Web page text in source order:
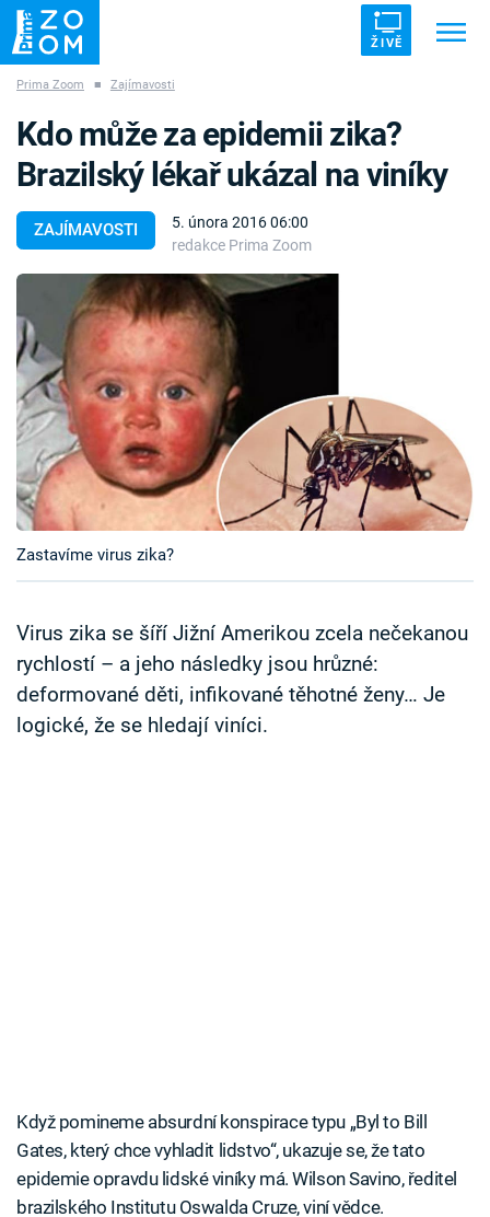
ŽIVĚ
ZÁHADY VETŘELCI DÁVNOVĚKU
Témata
Témata
Pořady
TV Program
Časopis
Sledujte prima+
Přihlášení
Sledujte nás
Prima Zoom ■ Zajímavosti
ZAJÍMAVOSTI
5. února 2016 06:00
redakce Prima Zoom
Kdo může za epidemii zika?
Brazilský lékař ukázal na viníky
Zastavíme virus zika?
Virus zika se šíří Jižní Amerikou zcela nečekanou
rychlostí – a jeho následky jsou hrůzné:
deformované děti, infikované těhotné ženy… Je
logické, že se hledají viníci.
Když pomineme absurdní konspirace typu „Byl to Bill
Gates, který chce vyhladit lidstvo“, ukazuje se, že tato
epidemie opravdu lidské viníky má. Wilson Savino, ředitel
brazilského Institutu Oswalda Cruze, viní vědce.